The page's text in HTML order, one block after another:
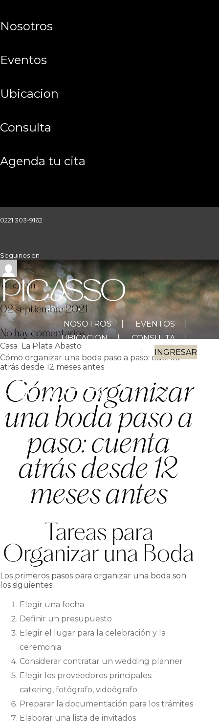
nosotros
eventos
ubicacion
consulta
agenda tu cita
0221 303-9162
Seguinos en
NOSOTROS
EVENTOS
UBICACION
CONSULTA
AGENDA TU CITA
INGRESAR
@admin
02 septiembre 2021
No hay comentarios
Casa La Plata Abasto
Cómo organizar una boda paso a paso: cuenta
atrás desde 12 meses antes
Cómo organizar
una boda paso a
paso: cuenta
atrás desde 12
meses antes
Tareas para
Organizar una Boda
Los primeros pasos para organizar una boda son
los siguientes:
Elegir una fecha
Definir un presupuesto
Elegir el lugar para la celebración y la
ceremonia
Considerar contratar un wedding planner
Elegir los proveedores principales:
catering, fotógrafo, videógrafo
Preparar la documentación para los trámites
Elaborar una lista de invitados